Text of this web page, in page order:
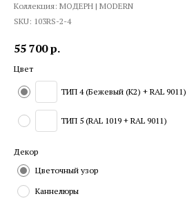
Коллекция: МОДЕРН | MODERN
SKU: 103RS-2-4
55 700р.
Цвет
ТИП 4 (Бежевый (К2) + RAL 9011)
ТИП 5 (RAL 1019 + RAL 9011)
Декор
Цветочный узор
Каннелюры